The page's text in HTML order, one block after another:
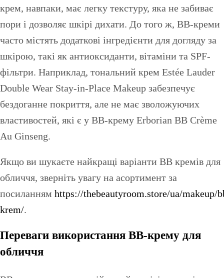
крем, навпаки, має легку текстуру, яка не забиває
пори і дозволяє шкірі дихати. До того ж, BB-креми
часто містять додаткові інгредієнти для догляду за
шкірою, такі як антиоксиданти, вітаміни та SPF-
фільтри. Наприклад, тональний крем Estée Lauder
Double Wear Stay-in-Place Makeup забезпечує
бездоганне покриття, але не має зволожуючих
властивостей, які є у BB-крему Erborian BB Crème
Au Ginseng.
Якщо ви шукаєте найкращі варіанти BB кремів для
обличчя, зверніть увагу на асортимент за
посиланням https://thebeautyroom.store/ua/makeup/
krem/.
Переваги використання BB-крему для
обличчя